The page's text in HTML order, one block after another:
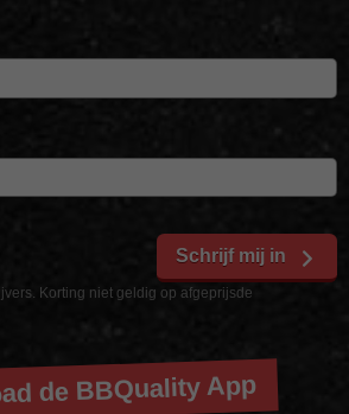
Korting niet geldig op afgeprijsde
Schrijf mij in
de BBQuality App